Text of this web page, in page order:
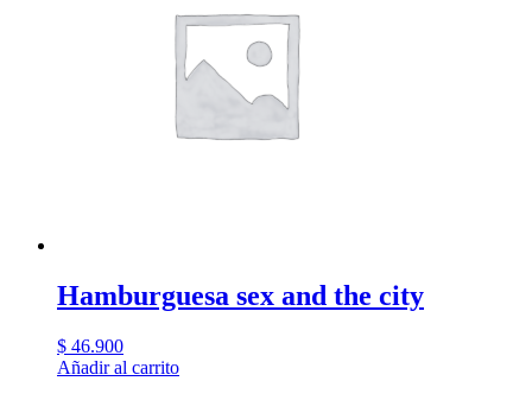
Hamburguesa sex and the city
$ 46.900
Añadir al carrito